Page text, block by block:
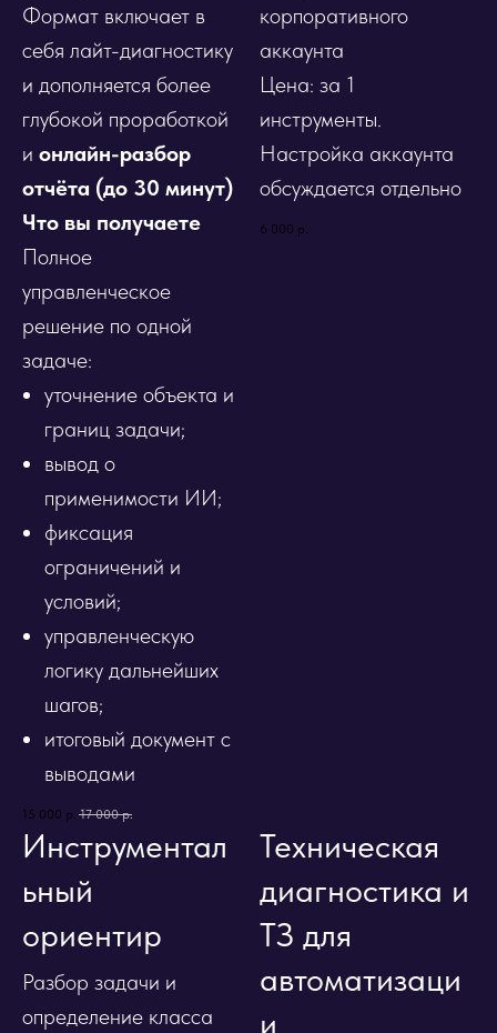
Формат включает в
себя лайт-диагностику
и дополняется более
глубокой проработкой
и онлайн-разбор
отчёта (до 30 минут)
Что вы получаете
Полное
управленческое
решение по одной
задаче:
уточнение объекта и
границ задачи;
вывод о
применимости ИИ;
фиксация
ограничений и
условий;
управленческую
логику дальнейших
шагов;
итоговый документ с
выводами
15 000 р. 17 000 р.
корпоративного
аккаунта
Цена: за 1
инструменты.
Настройка аккаунта
обсуждается отдельно
6 000 р.
Инструментал
ьный
ориентир
Разбор задачи и
определение класса
Техническая
диагностика и
ТЗ для
автоматизаци
и